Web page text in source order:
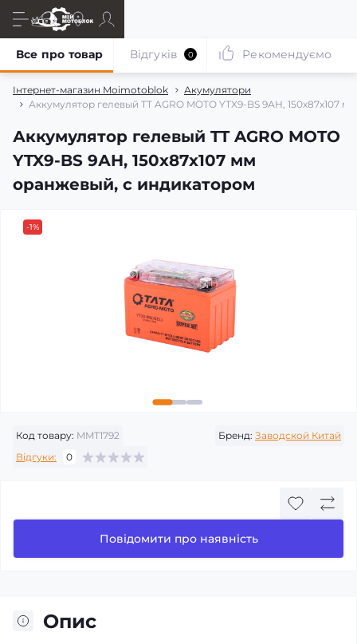
Інтернет-магазин Moimotoblok
Акумулятори
Аккумулятор гелевый TT AGRO MOTO YTX9-BS 9АH, 150х87х107
Аккумулятор гелевый TT AGRO MOTO
YTX9-BS 9АH, 150х87х107 мм
оранжевый, с индикатором
Все про товар Відгуків 0 Рекомендуємо
-1%
Код товару: MMT1792 Бренд: Заводской Китай
Відгуки:
0
Повідомити про наявність
Опис